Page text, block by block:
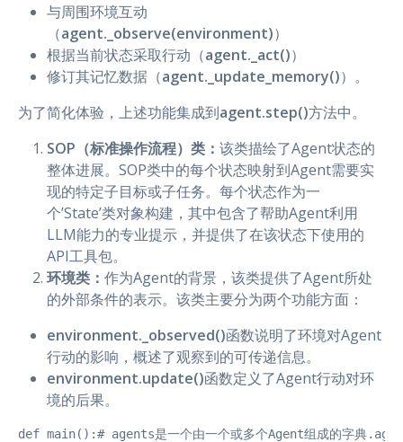
与周围环境互动
（agent._observe(environment)）
根据当前状态采取行动（agent._act()）
修订其记忆数据（agent._update_memory()）。
为了简化体验，上述功能集成到agent.step()方法中。
SOP（标准操作流程）类： 该类描绘了Agent状态的
整体进展。SOP类中的每个状态映射到Agent需要实
现的特定子目标或子任务。每个状态作为一
个’State’类对象构建，其中包含了帮助Agent利用
LLM能力的专业提示，并提供了在该状态下使用的
API工具包。
环境类： 作为Agent的背景，该类提供了Agent所处
的外部条件的表示。该类主要分为两个功能方面：
environment._observed()函数说明了环境对Agent
行动的影响，概述了观察到的可传递信息。
environment.update()函数定义了Agent行动对环
境的后果。
def main():# agents是一个由一个或多个Agent组成的